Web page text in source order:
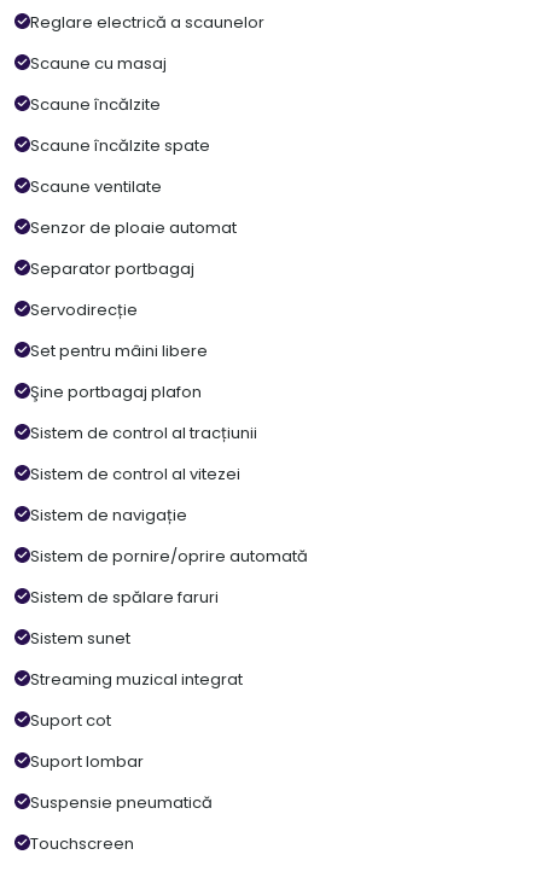
Reglare electrică a scaunelor
Scaune cu masaj
Scaune încălzite
Scaune încălzite spate
Scaune ventilate
Senzor de ploaie automat
Separator portbagaj
Servodirecție
Set pentru mâini libere
Şine portbagaj plafon
Sistem de control al tracțiunii
Sistem de control al vitezei
Sistem de navigație
Sistem de pornire/oprire automată
Sistem de spălare faruri
Sistem sunet
Streaming muzical integrat
Suport cot
Suport lombar
Suspensie pneumatică
Touchscreen